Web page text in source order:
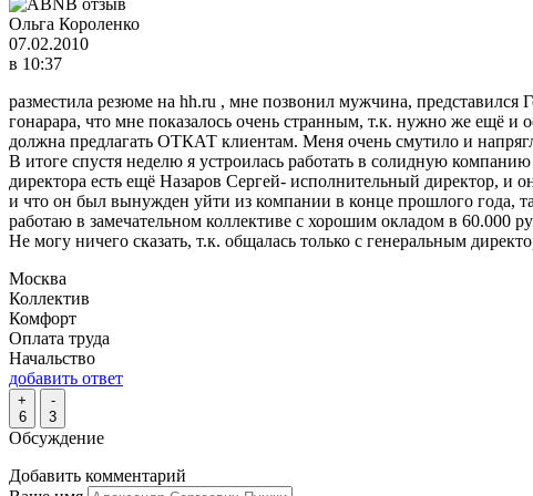
Ольга Короленко
07.02.2010
в 10:37
разместила резюме на hh.ru , мне позвонил мужчина,
гонарара, что мне показалось очень странным, т.к. нужно же ещё
должна предлагать ОТКАТ клиентам. Меня очень смутило и
В итоге спустя неделю я устроилась работать в солидную
директора есть ещё Назаров Сергей- исполнительный директор, и
и что он был вынужден уйти из компании в конце прошлого года,
работаю в замечательном коллективе с хорошим окладом в 60.000
Не могу ничего сказать, т.к. общалась только с генеральным
Москва
Коллектив
Комфорт
Оплата труда
Начальство
добавить ответ
+
6
-
3
Обсуждение
Добавить комментарий